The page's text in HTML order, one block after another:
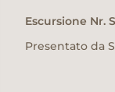
Escursione Nr.
Presentato da